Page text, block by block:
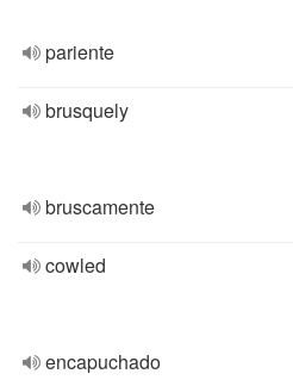
pariente
brusquely
bruscamente
cowled
encapuchado